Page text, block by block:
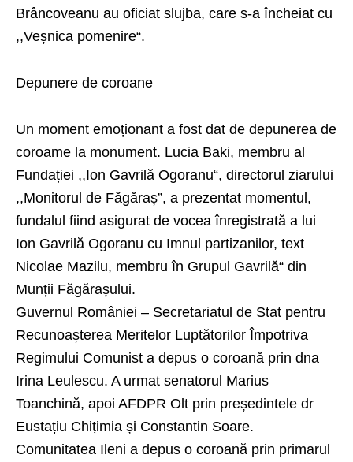
Brâncoveanu au oficiat slujba, care s-a încheiat cu
,,Veșnica pomenire“.
Depunere de coroane
Un moment emoționant a fost dat de depunerea de
coroame la monument. Lucia Baki, membru al
Fundației ,,Ion Gavrilă Ogoranu“, directorul ziarului
,,Monitorul de Făgăraș”, a prezentat momentul,
fundalul fiind asigurat de vocea înregistrată a lui
Ion Gavrilă Ogoranu cu Imnul partizanilor, text
Nicolae Mazilu, membru în Grupul Gavrilă“ din
Munții Făgărașului.
Guvernul României – Secretariatul de Stat pentru
Recunoașterea Meritelor Luptătorilor Împotriva
Regimului Comunist a depus o coroană prin dna
Irina Leulescu. A urmat senatorul Marius
Toanchină, apoi AFDPR Olt prin președintele dr
Eustațiu Chițimia și Constantin Soare.
Comunitatea Ileni a depus o coroană prin primarul